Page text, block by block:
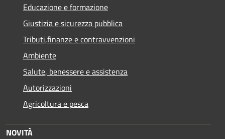
Educazione e formazione
Giustizia e sicurezza pubblica
Tributi,finanze e contravvenzioni
Ambiente
Salute, benessere e assistenza
Autorizzazioni
Agricoltura e pesca
NOVITÀ